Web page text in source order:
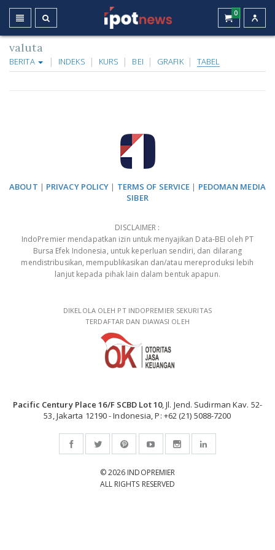
0
valuta
BERITA INDEKS KURS BEI GRAFIK TABEL
ABOUT | PRIVACY POLICY | TERMS OF SERVICE | PEDOMAN MEDIA
SIBER
DISCLAIMER :
IndoPremier mendapatkan izin untuk menyajikan Data-BEI oleh PT
Bursa Efek Indonesia, untuk keperluan sendiri, dan dilarang
mendistribusikan, mempublikasikan dan/atau mereproduksi lebih
lanjut kepada pihak lain dalam bentuk apapun.
DIKELOLA OLEH PT INDOPREMIER SEKURITAS
TERDAFTAR DAN DIAWASI OLEH
Pacific Century Place 16/F SCBD Lot 10, Jl. Jend. Sudirman Kav. 52-
53, Jakarta 12190 - Indonesia, P: +62 (21) 5088-7200
© 2026 INDOPREMIER
ALL RIGHTS RESERVED